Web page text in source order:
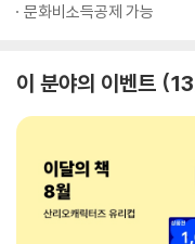
문화비소득공제 가능
이 분야의 이벤트 13